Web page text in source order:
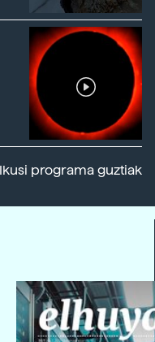
Ikusi programa guztiak